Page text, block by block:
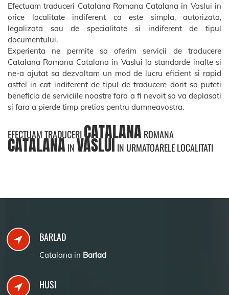
Efectuam traduceri Catalana Romana Catalana in Vaslui in
orice localitate indiferent ca este simpla, autorizata,
legalizata sau de specialitate si indiferent de tipul
documentului.
Experienta ne permite sa oferim servicii de traducere
Catalana Romana Catalana in Vaslui la standarde inalte si
ne-a ajutat sa dezvoltam un mod de lucru eficient si rapid
astfel in cat indiferent de tipul de traducere dorit sa puteti
beneficia de serviciile noastre fara a fi nevoit sa va deplasati
si fara a pierde timp pretios pentru dumneavostra.
EFECTUAM TRADUCERICATALANA ROMANA
CATALANAINVASLUIIN URMATOARELE LOCALITATI
BARLAD
Catalana in Barlad
HUSI